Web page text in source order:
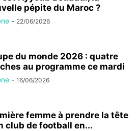
pépite du Maroc ?
- 22/06/2026
du monde 2026 : quatre
au programme ce mardi
- 16/06/2026
femme à prendre la tête
club de football en...